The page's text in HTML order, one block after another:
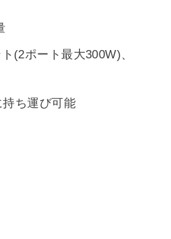
(2ポート最大300W)、
ち運び可能